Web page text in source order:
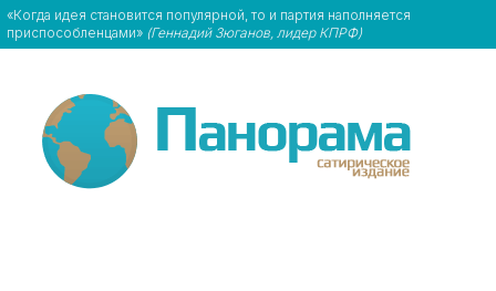
«Когда идея становится популярной, то и партия наполняется
приспособленцами» (Геннадий Зюганов, лидер КПРФ)